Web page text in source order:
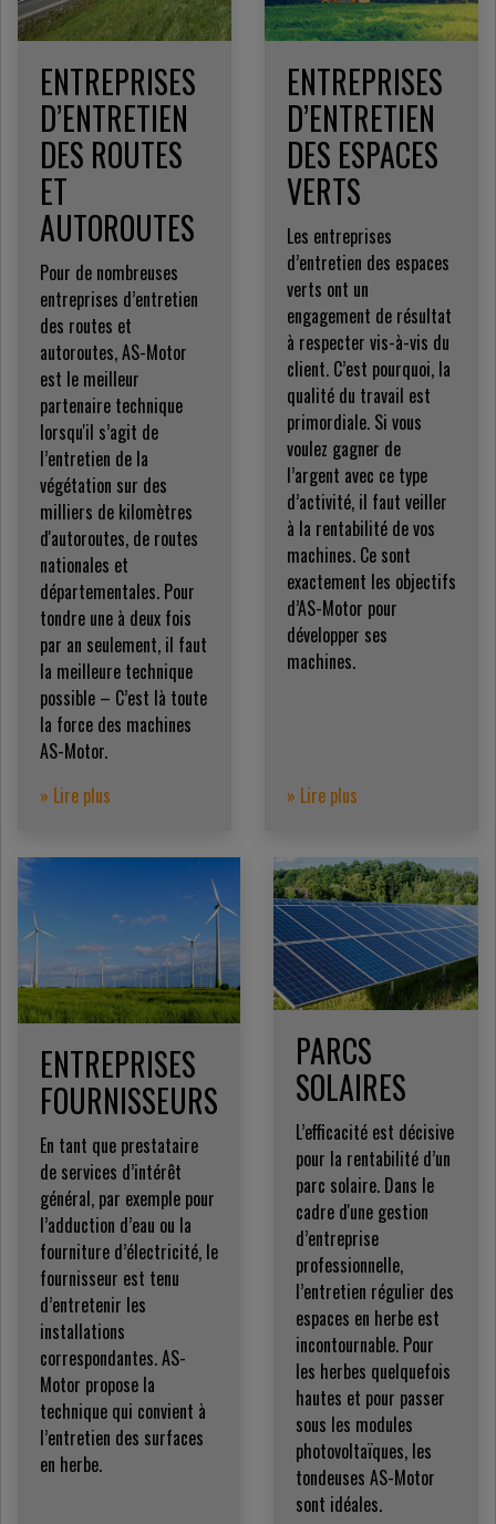
ENTREPRISES
D’ENTRETIEN
DES ROUTES
ET
AUTOROUTES
Pour de nombreuses
entreprises d’entretien
des routes et
autoroutes, AS-Motor
est le meilleur
partenaire technique
lorsqu'il s’agit de
l’entretien de la
végétation sur des
milliers de kilomètres
d'autoroutes, de routes
nationales et
départementales. Pour
tondre une à deux fois
par an seulement, il faut
la meilleure technique
possible – C’est là toute
la force des machines
AS-Motor.
» Lire plus
ENTREPRISES
D’ENTRETIEN
DES ESPACES
VERTS
Les entreprises
d’entretien des espaces
verts ont un
engagement de résultat
à respecter vis-à-vis du
client. C’est pourquoi, la
qualité du travail est
primordiale. Si vous
voulez gagner de
l’argent avec ce type
d’activité, il faut veiller
à la rentabilité de vos
machines. Ce sont
exactement les objectifs
d’AS-Motor pour
développer ses
machines.
» Lire plus
ENTREPRISES
FOURNISSEURS
En tant que prestataire
de services d’intérêt
général, par exemple pour
l’adduction d’eau ou la
fourniture d’électricité, le
fournisseur est tenu
d’entretenir les
installations
correspondantes. AS-
Motor propose la
technique qui convient à
l’entretien des surfaces
en herbe.
PARCS
SOLAIRES
L’efficacité est décisive
pour la rentabilité d’un
parc solaire. Dans le
cadre d'une gestion
d’entreprise
professionnelle,
l’entretien régulier des
espaces en herbe est
incontournable. Pour
les herbes quelquefois
hautes et pour passer
sous les modules
photovoltaïques, les
tondeuses AS-Motor
sont idéales.